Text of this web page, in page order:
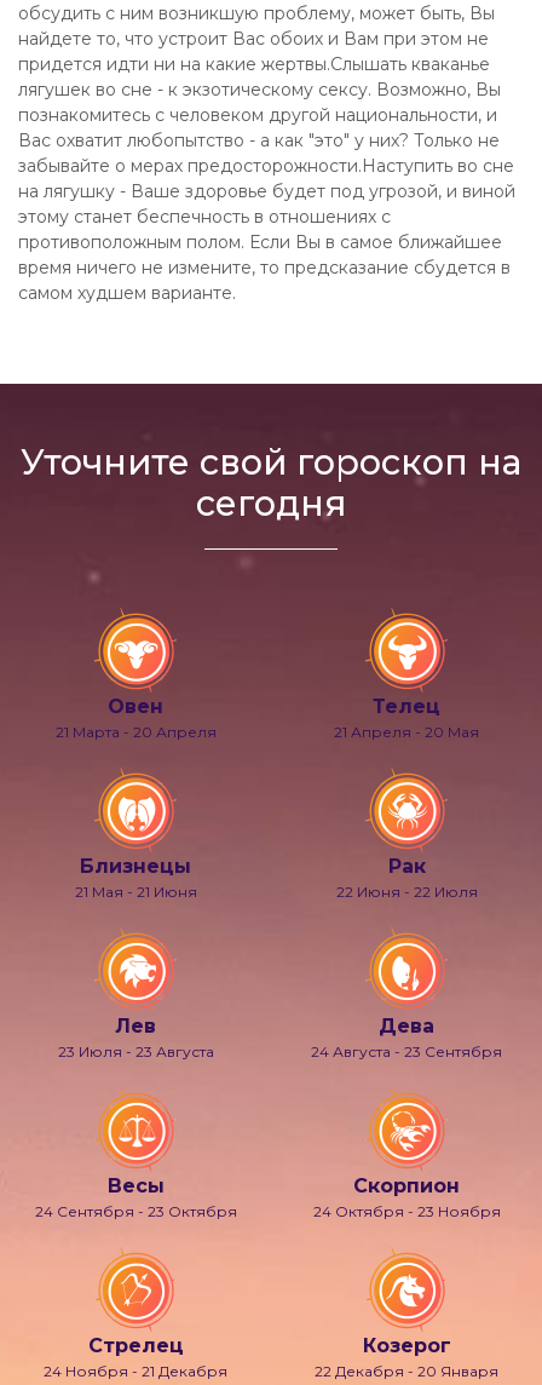
обсудить с ним возникшую проблему, может быть, Вы
найдете то, что устроит Вас обоих и Вам при этом не
придется идти ни на какие жертвы.Слышать кваканье
лягушек во сне - к экзотическому сексу. Возможно, Вы
познакомитесь с человеком другой национальности, и
Вас охватит любопытство - а как "это" у них? Только не
забывайте о мерах предосторожности.Наступить во сне
на лягушку - Ваше здоровье будет под угрозой, и виной
этому станет беспечность в отношениях с
противоположным полом. Если Вы в самое ближайшее
время ничего не измените, то предсказание сбудется в
самом худшем варианте.
Уточните свой гороскоп на
сегодня
Овен
21 Марта - 20 Апреля
Телец
21 Апреля - 20 Мая
Близнецы
21 Мая - 21 Июня
Рак
22 Июня - 22 Июля
Лев
23 Июля - 23 Августа
Дева
24 Августа - 23 Сентября
Весы
24 Сентября - 23 Октября
Скорпион
24 Октября - 23 Ноября
Стрелец
24 Ноября - 21 Декабря
Козерог
22 Декабря - 20 Января